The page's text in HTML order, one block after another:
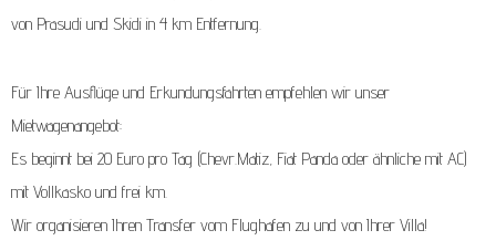
von Prasudi und Skidi in 4 km Entfernung.
Für Ihre Ausflüge und Erkundungsfahrten empfehlen wir unser
Mietwagenangebot:
Es beginnt bei 20 Euro pro Tag (Chevr.Matiz, Fiat Panda oder ähnliche mit AC)
mit Vollkasko und frei km.
Wir organisieren Ihren Transfer vom Flughafen zu und von Ihrer Villa!